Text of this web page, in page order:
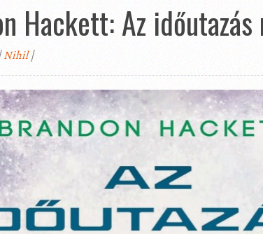
Hackett: Az időutazás
Nihil|